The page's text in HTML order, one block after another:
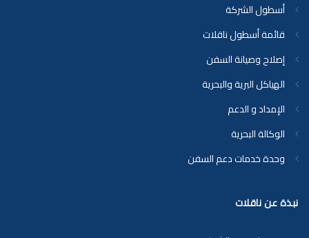
أسطول الشركة
قائمة أسطول ناقلات
إصلاح وصيانة السفن
الهياكل البرية والبحرية
الإمداد و الدعم
الوكالة البحرية
وحدة خدمات دعم السفن
نبذة عن ناقلات